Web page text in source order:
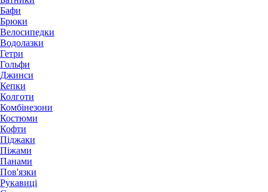
Бафи
Брюки
Велосипедки
Водолазки
Гетри
Гольфи
Джинси
Кепки
Колготи
Комбінезони
Костюми
Кофти
Піджаки
Піжами
Панами
Пов'язки
Рукавиці